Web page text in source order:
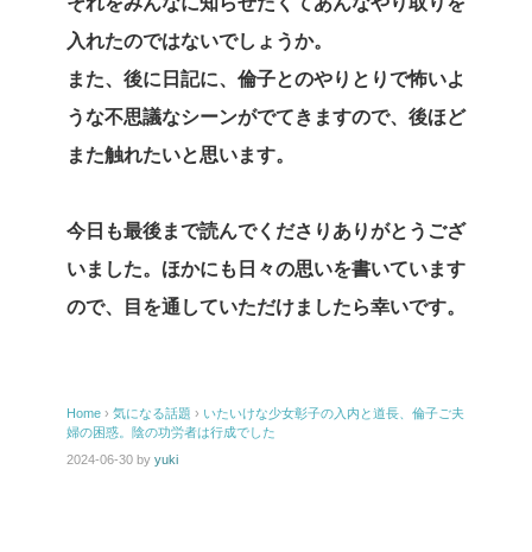
入れたのではないでしょうか。
また、後に日記に、倫子とのやりとりで怖いよ
うな不思議なシーンがでてきますので、後ほど
また触れたいと思います。
今日も最後まで読んでくださりありがとうござ
いました。ほかにも日々の思いを書いています
ので、目を通していただけましたら幸いです。
Home › 気になる話題 › いたいけな少女彰子の入内と道長、倫子ご夫
婦の困惑。陰の功労者は行成でした
2024-06-30 by yuki